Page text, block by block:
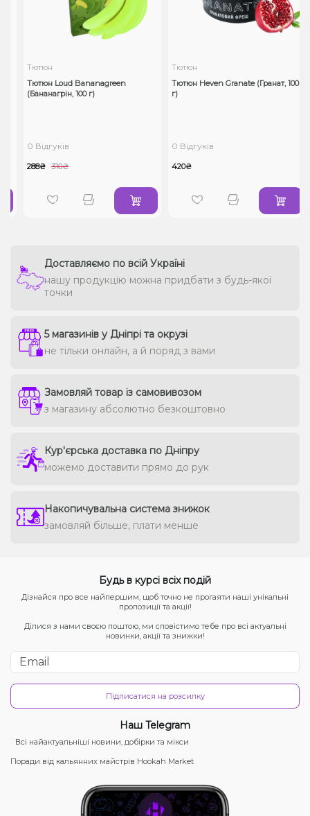
Тютюн
Тютюн Loud Bananagreen
(Бананагрін, 100 г)
0 Відгуків
288₴ 310₴
Тютюн
Тютюн Heven Granate (Гранат, 100
г)
0 Відгуків
420₴
Доставляємо по всій Україні
нашу продукцію можна придбати з будь-якої
точки
5 магазинів у Дніпрі та окрузі
не тільки онлайн, а й поряд з вами
Замовляй товар із самовивозом
з магазину абсолютно безкоштовно
Кур'єрська доставка по Дніпру
можемо доставити прямо до рук
Накопичувальна система знижок
замовляй більше, плати менше
Будь в курсі всіх подій
Дізнайся про все найпершим, щоб точно не прогаяти наші унікальні
пропозиції та акції!
Ділися з нами своєю поштою, ми сповістимо тебе про всі актуальні
новинки, акції та знижки!
Підписатися на розсилку
Наш Telegram
Всі найактуальніші новини, добірки та мікси
Поради від кальянних майстрів Hookah Market